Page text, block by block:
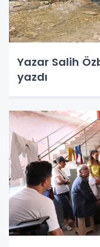
Yazar Salih
yazdı